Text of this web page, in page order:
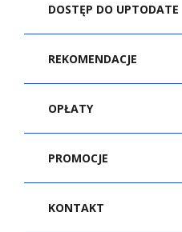
DOSTĘP DO UPTODATE
kierunków
i dydaktyczna zyskali
UpToDate – jednego
Narzędzie oparte na
REKOMENDACJE
Kierunek Ratownictwo
Wydział Medyczny
się profilem
przyszłego zawodu.
OPŁATY
Ratownictwo medyczne
- studia I stopnia
PROMOCJE
Rozpoczynając
KONTAKT